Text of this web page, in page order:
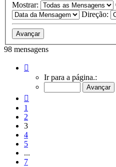
Mostrar:
Direção:
98 mensagens
Ir para a página.:
1
2
3
4
5
...
7